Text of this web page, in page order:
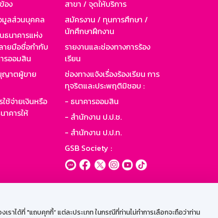
ได้ที่ "แถบคุกกี้” แต่ละประเภท ในกรณีที่ท่านไม่ทำการเลือกจะถือว่าท่าน
อง
มูลส่วนบุคคล
นาคารแห่ง
ายมือชื่อกำกับ
รออมสิน
ญาตผู้ขาย
ช้จ่ายเงินหรือ
คารให้
สาขา / จุดให้บริการ
สมัครงาน / ทุนการศึกษา /
นักศึกษาฝึกงาน
รายงานและช่องทางการร้อง
เรียน
ช่องทางแจ้งเรื่องร้องเรียน การ
ทุจริตและประพฤติมิชอบ :
- ธนาคารออมสิน
- สำนักงาน ป.ป.ช.
- สำนักงาน ป.ป.ท.
GSB Society :